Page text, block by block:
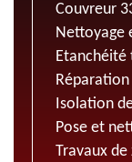
Couvreur
Nettoyage
Isolation
Pose et
Travaux